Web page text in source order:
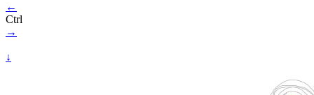
←
Ctrl
→
↓